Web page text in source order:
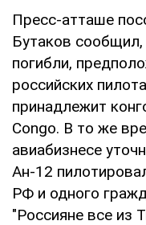
Пресс-атташе
Бутаков
погибли,
российских
принадлежит
Congo. В то же
авиабизнесе
Ан-12
РФ и одного
"Россияне все из